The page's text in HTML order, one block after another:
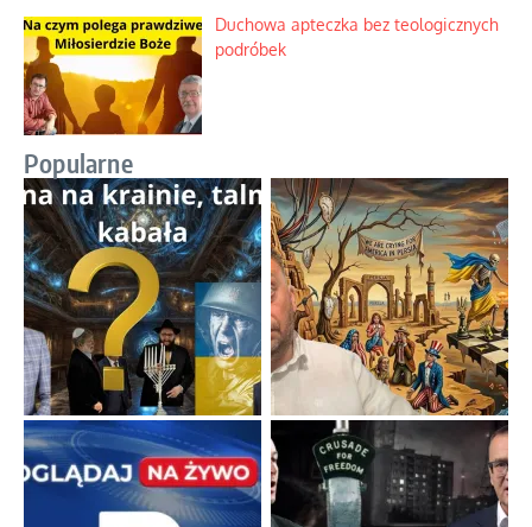
Duchowa apteczka bez teologicznych
podróbek
Popularne